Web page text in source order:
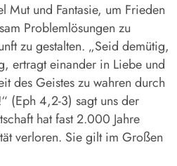
Mut und Fantasie, um Frieden
Problemlösungen zu
zu gestalten. „Seid demütig,
ertragt einander in Liebe und
des Geistes zu wahren durch
(Eph 4,2-3) sagt uns der
hat fast 2.000 Jahre
verloren. Sie gilt im Großen